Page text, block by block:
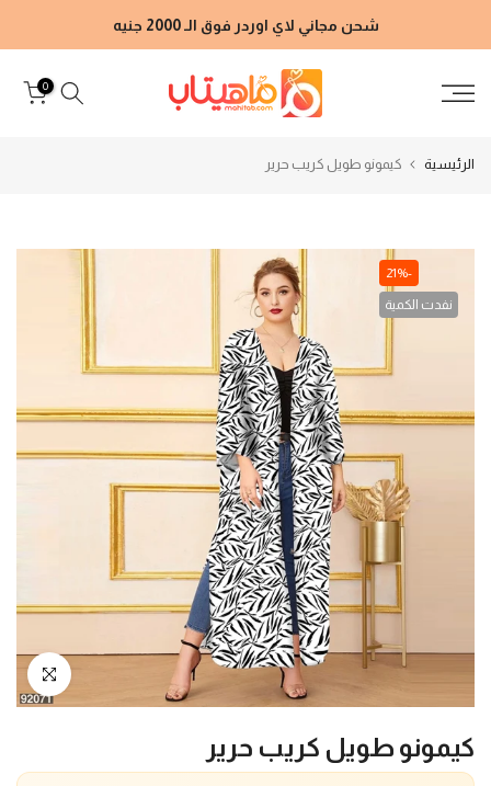
إلى
شحن مجاني لاي اوردر فوق الـ 2000 جنيه
0
الرئيسية كيمونو طويل كريب حرير
-21%
نفدت الكمية
انقر للتكبير
كيمونو طويل كريب حرير